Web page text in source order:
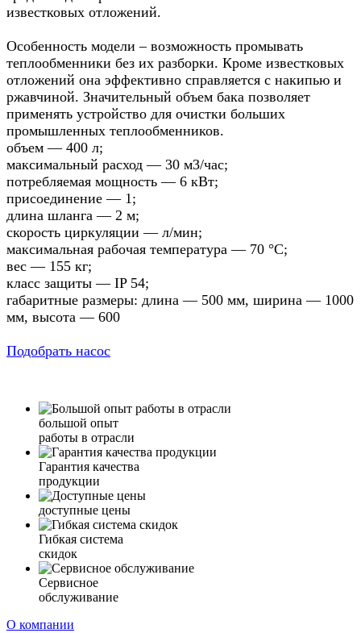
известковых отложений.
Особенность модели – возможность промывать
теплообменники без их разборки. Кроме известковых
отложений она эффективно справляется с накипью и
ржавчиной. Значительный объем бака позволяет
применять устройство для очистки больших
промышленных теплообменников.
объем — 400 л;
максимальный расход — 30 м3/час;
потребляемая мощность — 6 кВт;
присоединение — 1;
длина шланга — 2 м;
скорость циркуляции — л/мин;
максимальная рабочая температура — 70 °C;
вес — 155 кг;
класс защиты — IP 54;
габаритные размеры: длина — 500 мм, ширина — 1000
мм, высота — 600
Подобрать насос
большой опыт
работы в отрасли
Гарантия качества
продукции
доступные цены
Гибкая система
скидок
Сервисное
обслуживание
О компании